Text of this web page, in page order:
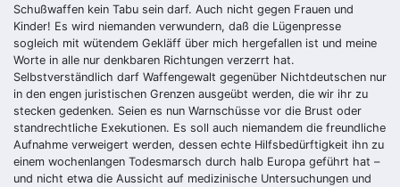
Schußwaffen kein Tabu sein darf. Auch nicht gegen Frauen und
Kinder! Es wird niemanden verwundern, daß die Lügenpresse
sogleich mit wütendem Gekläff über mich hergefallen ist und meine
Worte in alle nur denkbaren Richtungen verzerrt hat.
Selbstverständlich darf Waffengewalt gegenüber Nichtdeutschen nur
in den engen juristischen Grenzen ausgeübt werden, die wir ihr zu
stecken gedenken. Seien es nun Warnschüsse vor die Brust oder
standrechtliche Exekutionen. Es soll auch niemandem die freundliche
Aufnahme verweigert werden, dessen echte Hilfsbedürftigkeit ihn zu
einem wochenlangen Todesmarsch durch halb Europa geführt hat –
und nicht etwa die Aussicht auf medizinische Untersuchungen und